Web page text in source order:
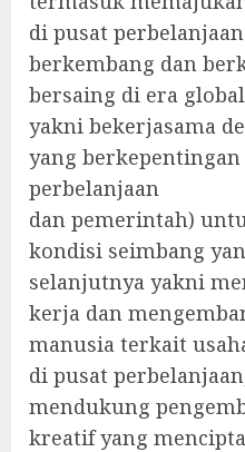
di pusat
berkembang dan
bersaing di era
yakni bekerjasama
yang berkepentingan
perbelanjaan
dan pemerintah)
kondisi seimbang
selanjutnya yakni
kerja dan
manusia terkait
di pusat
mendukung
kreatif yang